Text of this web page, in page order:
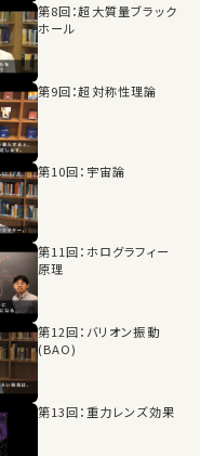
第8回：超大質量ブラック
ホール
第9回：超対称性理論
第10回：宇宙論
第11回：ホログラフィー
原理
第12回：バリオン振動
(BAO)
第13回：重力レンズ効果